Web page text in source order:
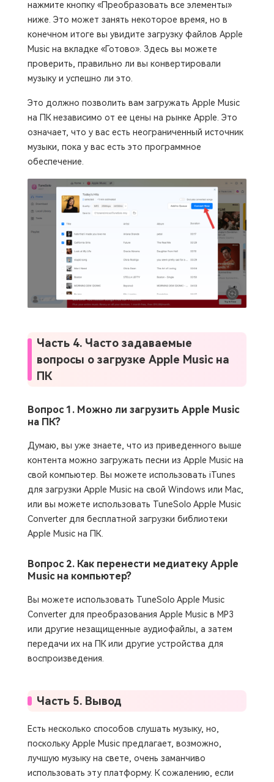
нажмите кнопку «Преобразовать все элементы»
ниже. Это может занять некоторое время, но в
конечном итоге вы увидите загрузку файлов Apple
Music на вкладке «Готово». Здесь вы можете
проверить, правильно ли вы конвертировали
музыку и успешно ли это.
Это должно позволить вам загружать Apple Music
на ПК независимо от ее цены на рынке Apple. Это
означает, что у вас есть неограниченный источник
музыки, пока у вас есть это программное
обеспечение.
Часть 4. Часто задаваемые
вопросы о загрузке Apple Music на
ПК
Вопрос 1. Можно ли загрузить Apple Music
на ПК?
Думаю, вы уже знаете, что из приведенного выше
контента можно загружать песни из Apple Music на
свой компьютер. Вы можете использовать iTunes
для загрузки Apple Music на свой Windows или Mac,
или вы можете использовать TuneSolo Apple Music
Converter для бесплатной загрузки библиотеки
Apple Music на ПК.
Вопрос 2. Как перенести медиатеку Apple
Music на компьютер?
Вы можете использовать TuneSolo Apple Music
Converter для преобразования Apple Music в MP3
или другие незащищенные аудиофайлы, а затем
передачи их на ПК или другие устройства для
воспроизведения.
Часть 5. Вывод
Есть несколько способов слушать музыку, но,
поскольку Apple Music предлагает, возможно,
лучшую музыку на свете, очень заманчиво
использовать эту платформу. К сожалению, если